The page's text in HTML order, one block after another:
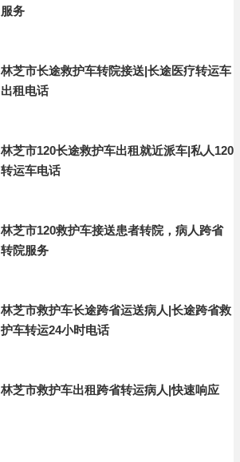
服务
林芝市长途救护车转院接送|长途医疗转运车
出租电话
林芝市120长途救护车出租就近派车|私人120
转运车电话
林芝市120救护车接送患者转院，病人跨省
转院服务
林芝市救护车长途跨省运送病人|长途跨省救
护车转运24小时电话
林芝市救护车出租跨省转运病人|快速响应